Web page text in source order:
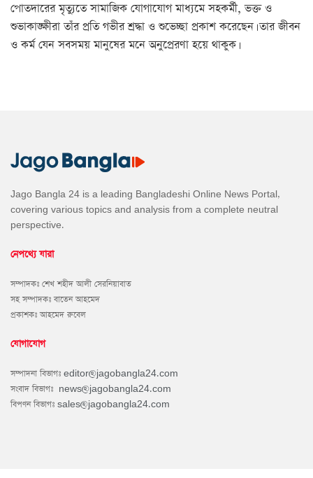
পোতদারের মৃত্যুতে সামাজিক যোগাযোগ মাধ্যমে সহকর্মী, ভক্ত ও
শুভাকাঙ্ক্ষীরা তাঁর প্রতি গভীর শ্রদ্ধা ও শুভেচ্ছা প্রকাশ করেছেন। তার জীবন
ও কর্ম যেন সবসময় মানুষের মনে অনুপ্রেরণা হয়ে থাকুক।
Jago Bangla 24 is a leading Bangladeshi Online News Portal,
covering various topics and analysis from a complete neutral
perspective.
নেপথ্যে যারা
সম্পাদকঃ শেখ শহীদ আলী সেরনিয়াবাত
সহ সম্পাদকঃ বাতেন আহমেদ
প্রকাশকঃ আহমেদ রুবেল
যোগাযোগ
সম্পাদনা বিভাগঃ editor@jagobangla24.com
সংবাদ বিভাগঃ news@jagobangla24.com
বিপণন বিভাগঃ sales@jagobangla24.com